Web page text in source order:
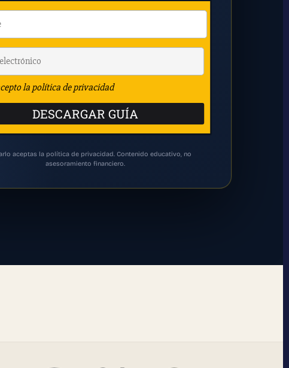
aceptas la política de privacidad. Contenido educativo, no
asesoramiento financiero.